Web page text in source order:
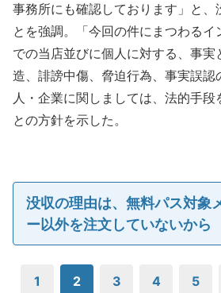
事務所にも確認しております」と、
とを強調。「今回の件にまつわるイ
での当店並びに個人に対する、事実
造、誹謗中傷、脅迫行為、事実誤認
人・企業に関しましては、法的手段
との方針を示した。
没収の理由は、無料パス対象
ー以外を注文していないから
1 2 3 4 5